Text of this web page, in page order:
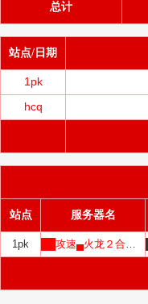
总计
站点/日期
1pk
hcq
站点 服务器名
1pk ██攻速▄火龙２合１██